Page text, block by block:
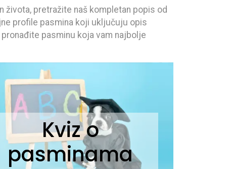
života, pretražite naš kompletan popis od
profile pasmina koji uključuju opis
pasminu koja vam najbolje
Kviz o
pasminama